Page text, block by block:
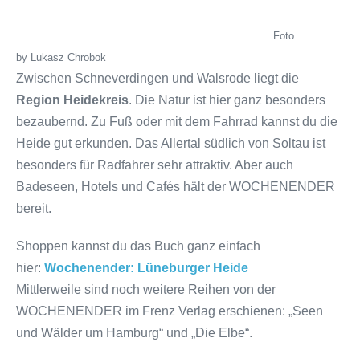
Foto
by
Lukasz Chrobok
Zwischen Schneverdingen und Walsrode liegt die
Region Heidekreis. Die Natur ist hier ganz besonders
bezaubernd. Zu Fuß oder mit dem Fahrrad kannst du die
Heide gut erkunden. Das Allertal südlich von Soltau ist
besonders für Radfahrer sehr attraktiv. Aber auch
Badeseen, Hotels und Cafés hält der WOCHENENDER
bereit.
Shoppen kannst du das Buch ganz einfach
hier: Wochenender: Lüneburger Heide
Mittlerweile sind noch weitere Reihen von der
WOCHENENDER im Frenz Verlag erschienen: „Seen
und Wälder um Hamburg“ und „Die Elbe“.